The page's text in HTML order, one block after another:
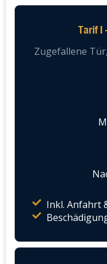
Tarif I
Zugefallene
Inkl. Anfahrt